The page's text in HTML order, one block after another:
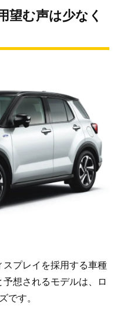
望む声は少なく
スプレイを採用する車種
想されるモデルは、ロ
です。